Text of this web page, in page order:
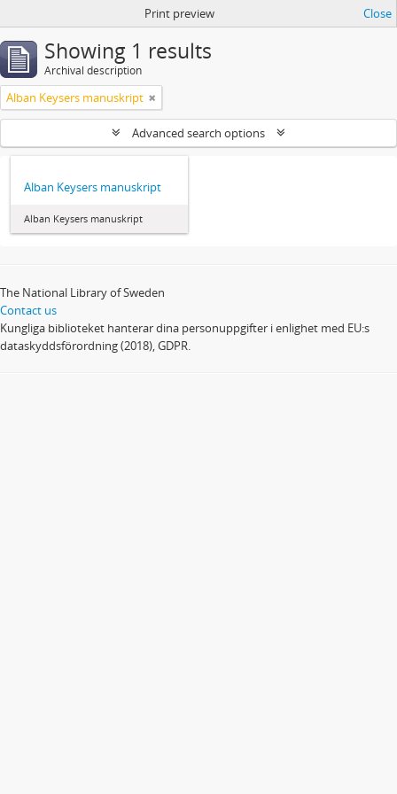
Print preview Close
Showing 1 results
Archival description
Alban Keysers manuskript
Advanced search options
Alban Keysers manuskript
Alban Keysers manuskript
The National Library of Sweden
Contact us
Kungliga biblioteket hanterar dina personuppgifter i enlighet med EU:s
dataskyddsförordning (2018), GDPR.